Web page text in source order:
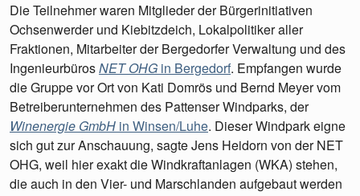
Die Teilnehmer waren Mitglieder der Bürgerinitiativen
Ochsenwerder und Kiebitzdeich, Lokalpolitiker aller
Fraktionen, Mitarbeiter der Bergedorfer Verwaltung und des
IngenieurbürosNET OHG in Bergedorf. Empfangen wurde
die Gruppe vor Ort von Kati Domrös und Bernd Meyer vom
Betreiberunternehmen des Pattenser Windparks, der
Winenergie GmbH in Winsen/Luhe. Dieser Windpark eigne
sich gut zur Anschauung, sagte Jens Heidorn von der NET
OHG, weil hier exakt die Windkraftanlagen (WKA) stehen,
die auch in den Vier- und Marschlanden aufgebaut werden